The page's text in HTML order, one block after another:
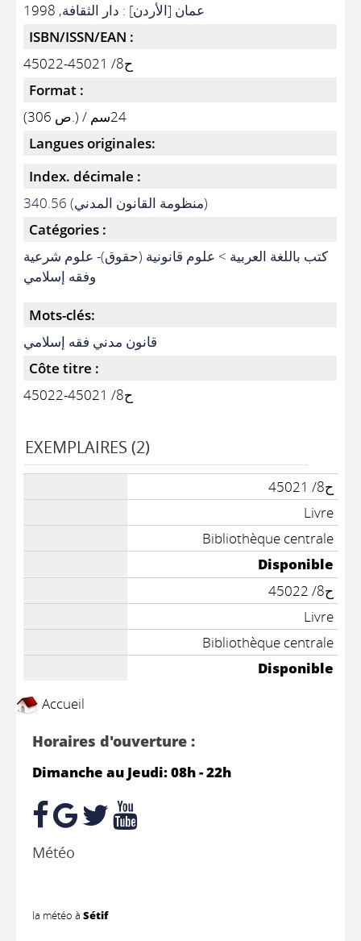
عمان [الأردن] : دار الثقافة, 1998
ISBN/ISSN/EAN :
ح8/ 45021-45022
Format :
(306 ص.) / 24سم
Langues originales:
Index. décimale :
340.56 (منظومة القانون المدني)
Catégories :
كتب باللغة العربية > علوم قانونية (حقوق)- علوم شرعية
وفقه إسلامي
Mots-clés:
قانون مدني فقه إسلامي
Côte titre :
ح8/ 45021-45022
EXEMPLAIRES (2)
ح8/ 45021
Livre
Bibliothèque centrale
Disponible
ح8/ 45022
Livre
Bibliothèque centrale
Disponible
Accueil
Horaires d'ouverture :
Dimanche au Jeudi: 08h - 22h
Météo
la météo à Sétif